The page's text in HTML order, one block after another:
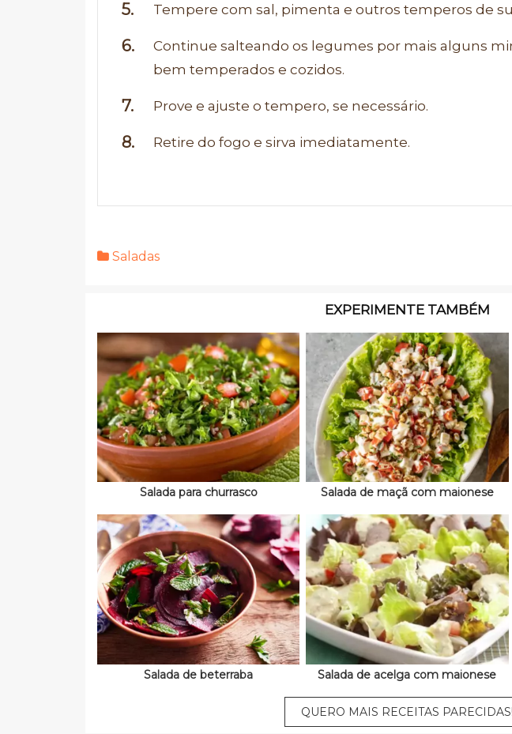
Tempere com sal, pimenta e outros temperos de
Continue salteando os legumes por mais alguns
bem temperados e cozidos.
Prove e ajuste o tempero, se necessário.
Retire do fogo e sirva imediatamente.
Saladas
EXPERIMENTE TAMBÉM
Salada para churrasco Salada de maçã com maionese
Salada de beterraba Salada de acelga com maionese
QUERO MAIS RECEITAS PARECIDAS!